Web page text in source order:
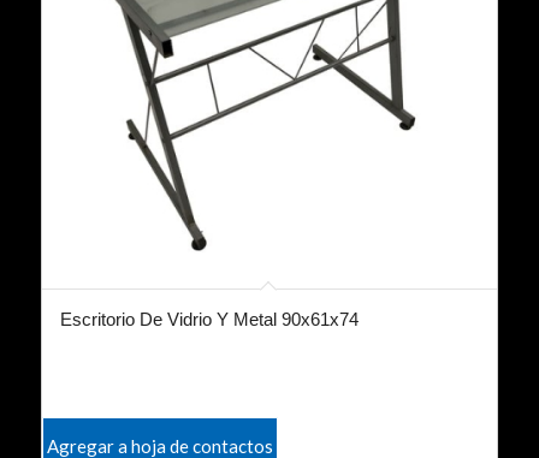
Escritorio De Vidrio Y Metal 90x61x74
Agregar a hoja de contactos